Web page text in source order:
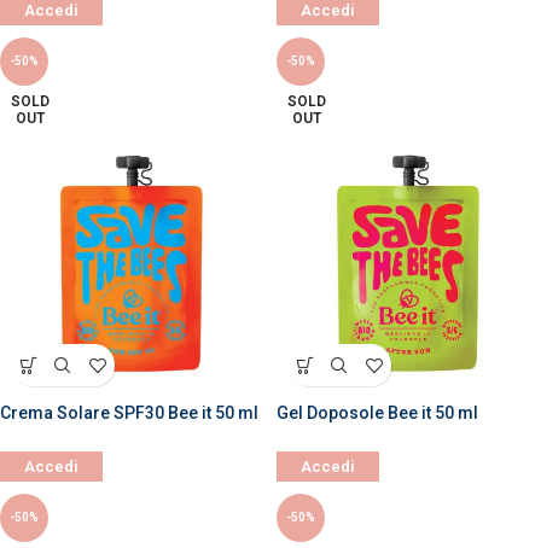
Accedi Accedi
-50%
SOLD
OUT
Crema Solare SPF30 Bee it 50 ml
Accedi
-50%
SOLD
OUT
Gel Doposole Bee it 50 ml
Accedi
-50% -50%